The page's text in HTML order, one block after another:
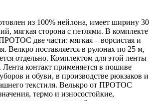
из 100% нейлона, имеет ширину 30
мягкая сторона с петлями. В комплекте
две части: мягкая – ворсистая и
Велкро поставляется в рулонах по 25 м,
отдельно. Комплектом для этой ленты
Лента контакт применяется в пошиве
и обуви, в производстве рюкзаков и
текстиля. Велькро от ПРОТОС
термо и износостойкие,